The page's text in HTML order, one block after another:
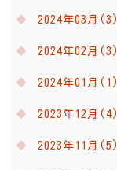
2024年03月(3)
2024年02月(3)
2024年01月(1)
2023年12月(4)
2023年11月(5)